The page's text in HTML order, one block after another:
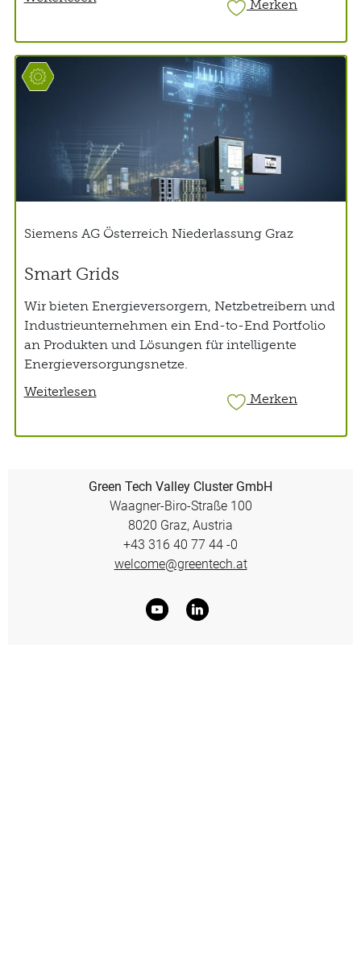
Merken
Siemens AG Österreich Niederlassung Graz
Smart Grids
Wir bieten Energieversorgern, Netzbetreibern und
Industrieunternehmen ein End-to-End Portfolio
an Produkten und Lösungen für intelligente
Energieversorgungsnetze.
Weiterlesen
Merken
Green Tech Valley Cluster GmbH
Waagner-Biro-Straße 100
8020 Graz, Austria
+43 316 40 77 44 -0
welcome@greentech.at